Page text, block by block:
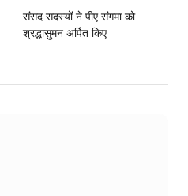
संसद सदस्यों ने पीए संगमा को
श्रद्धासुमन अर्पित किए